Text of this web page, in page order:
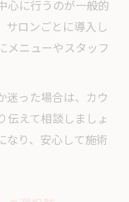
心に行うのが一般的
サロンごとに導入し
メニューやスタッフ
迷った場合は、カウ
伝えて相談しましょ
なり、安心して施術